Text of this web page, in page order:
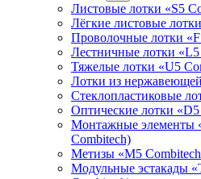
Листовые лотки «S5
Лёгкие листовые
Проволочные лотки
Лестничные лотки «L5
Тяжелые лотки «U5
Лотки из
Стеклопластиковые
Оптические лотки
Монтажные элементы
Combitech)
Метизы «M5
Модульные эстакады